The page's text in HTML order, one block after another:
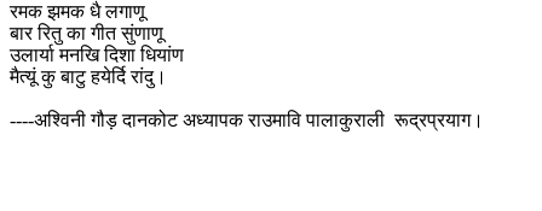
रमक झमक धै लगाणू
बार रितु का गीत सुंणाणू
उलार्या मनखि दिशा धियांण
मैत्यूं कु बाटु हयेर्दि रांदु।
----अश्विनी गौड़ दानकोट अध्यापक राउमावि पालाकुराली रूद्रप्रयाग।